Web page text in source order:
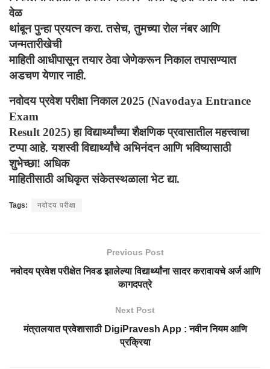
वेळ
थांबून पुन्हा प्रयत्न करा. तसेच,तुमच्या रोल नंबर आणि
जन्मतारीखेची
माहिती आधीपासून तयार ठेवा जेणेकरून निकाल तपासण्यात
अडचण येणार नाही.
नवोदय प्रवेश परीक्षा निकाल2025 (Navodaya Entrance
Exam
Result 2025)हा विद्यार्थ्यांच्या शैक्षणिक प्रवासातील महत्त्वाचा
टप्पा आहे. यशस्वी विद्यार्थ्यांचे अभिनंदन आणि भविष्यासाठी
शुभेच्छा! अधिक
माहितीसाठी अधिकृत संकेतस्थळाला भेट द्या.
Tags: नवोदय परीक्षा
Previous Post
नवोदय प्रवेश परीक्षेत निवड झालेल्या विद्यार्थ्यांना सादर करावायचे अर्ज आणि
कागदपत्रे
Next Post
मंत्रालयात प्रवेशासाठी DigiPravesh App : नवीन नियम आणि
प्रक्रिया